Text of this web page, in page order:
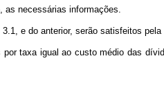
necessárias informações.
e do anterior, serão satisfeitos pela
taxa igual ao custo médio das